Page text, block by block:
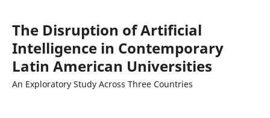
The Disruption of Artificial
Intelligence in Contemporary
Latin American Universities
An Exploratory Study Across Three Countries